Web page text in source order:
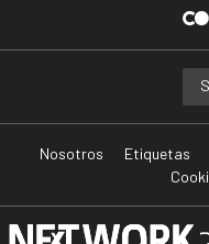
Nosotros Etiquetas